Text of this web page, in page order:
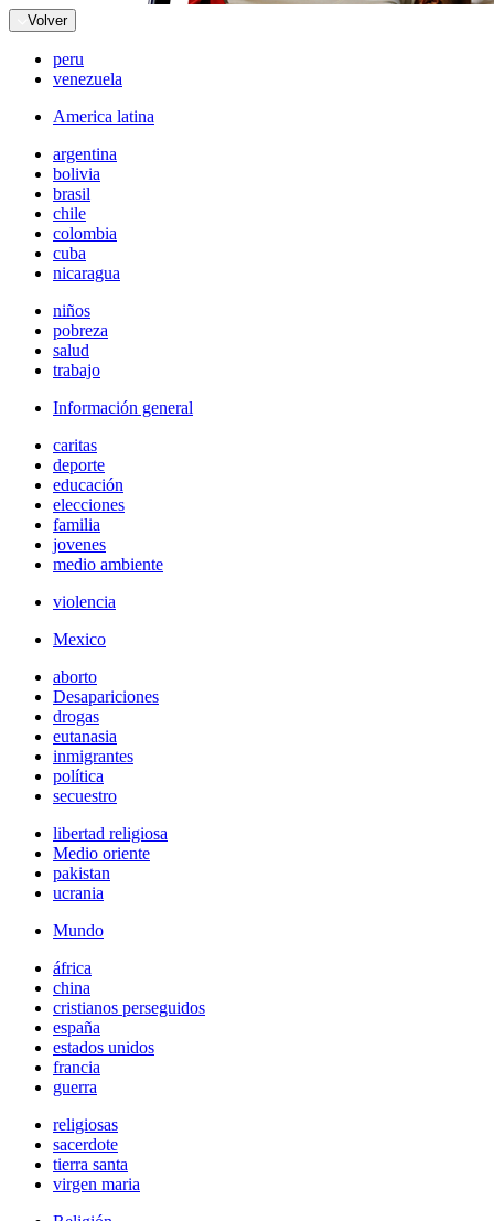
Volver
peru
venezuela
America latina
argentina
bolivia
brasil
chile
colombia
cuba
nicaragua
niños
pobreza
salud
trabajo
Información general
caritas
deporte
educación
elecciones
familia
jovenes
medio ambiente
violencia
Mexico
aborto
Desapariciones
drogas
eutanasia
inmigrantes
política
secuestro
libertad religiosa
Medio oriente
pakistan
ucrania
Mundo
áfrica
china
cristianos perseguidos
españa
estados unidos
francia
guerra
religiosas
sacerdote
tierra santa
virgen maria